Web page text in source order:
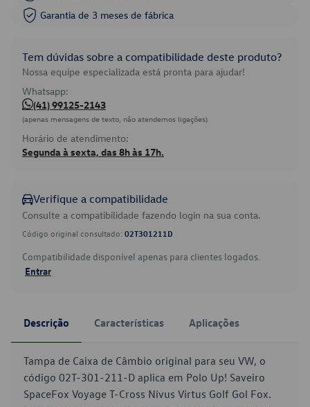
Garantia de 3 meses de fábrica
Tem dúvidas sobre a compatibilidade deste produto?
Nossa equipe especializada está pronta para ajudar!
Whatsapp:
(41) 99125-2143
(apenas mensagens de texto, não atendemos ligações)
Horário de atendimento:
Segunda à sexta, das 8h às 17h.
Verifique a compatibilidade
Consulte a compatibilidade fazendo login na sua conta.
Código original consultado: 02T301211D
Compatibilidade disponível apenas para clientes logados.
Entrar
Descrição Características Aplicações
Tampa de Caixa de Câmbio original para seu VW, o
código 02T-301-211-D aplica em Polo Up! Saveiro
SpaceFox Voyage T-Cross Nivus Virtus Golf Gol Fox.